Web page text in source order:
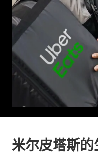
米尔皮塔斯